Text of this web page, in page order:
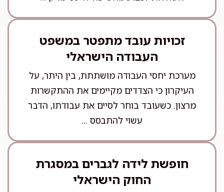
זכויות עובד מתפטר במשפט
העבודה הישראלי
מערכת יחסי העבודה מושתתת, בין היתר, על
העיקרון כי הצדדים מקיימים את ההתקשרות
מרצון. כשעובד בוחר לסיים את עבודתו, הדבר
עשוי להתבסס ...
חופשת לידה לגברים במסגרת
החוק הישראלי